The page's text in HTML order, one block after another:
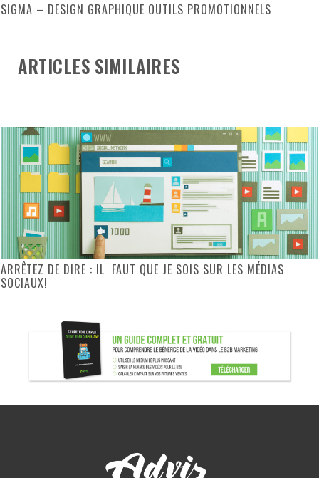
SIGMA – DESIGN GRAPHIQUE OUTILS PROMOTIONNELS
ARTICLES SIMILAIRES
ARRÊTEZ DE DIRE : IL FAUT QUE JE SOIS SUR LES MÉDIAS
SOCIAUX!